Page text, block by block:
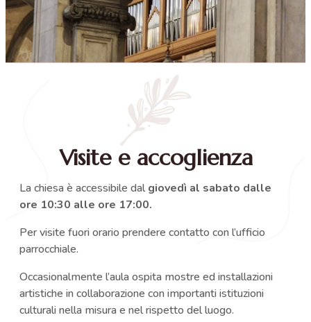
Visite e accoglienza
La chiesa è accessibile dalgiovedì al sabato dalle
ore 10:30 alle ore 17:00.
Per visite fuori orario prendere contatto con l’ufficio
parrocchiale.
Occasionalmente l’aula ospita mostre ed installazioni
artistiche in collaborazione con importanti istituzioni
culturali nella misura e nel rispetto del luogo.